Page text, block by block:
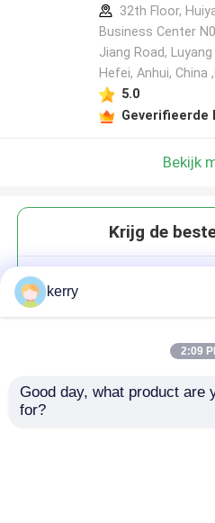
32th Floor,
Business Center
Jiang Road,
Hefei, Anhui, China
5.0
Geverifieerde
Bekijk
Krijg de
kerry
2:09
Good day, what product are
for?